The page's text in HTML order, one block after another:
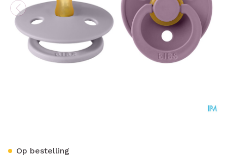
Op bestelling